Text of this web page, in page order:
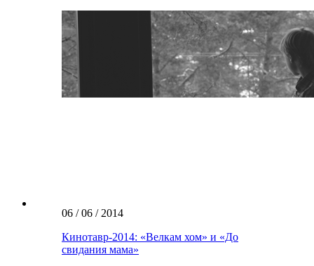
06 / 06 / 2014
Кинотавр-2014: «Велкам хом» и «До
свидания мама»